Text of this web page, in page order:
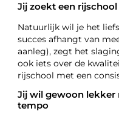
Jij zoekt een
Natuurlijk wil je het
succes afhangt van
aanleg), zegt het
ook iets over de
rijschool met een
Jij wil gewoon lekker
tempo